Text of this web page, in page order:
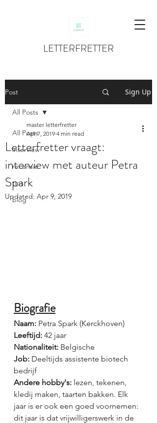
LETTERFRETTER
Post Sign Up
All Posts
interview
recensie
tips
blog
All Posts
Letterfretter vraagt:
interview met auteur Petra
Spark
master letterfretter
Apr 7, 2019 4 min read
Updated: Apr 9, 2019
Biografie
Naam: Petra Spark (Kerckhoven)
Leeftijd: 42 jaar
Nationaliteit: Belgische
Job: Deeltijds assistente biotech
bedrijf
Andere hobby's: lezen, tekenen,
kledij maken, taarten bakken. Elk
jaar is er ook een goed voornemen:
dit jaar is dat vrijwilligerswerk in de